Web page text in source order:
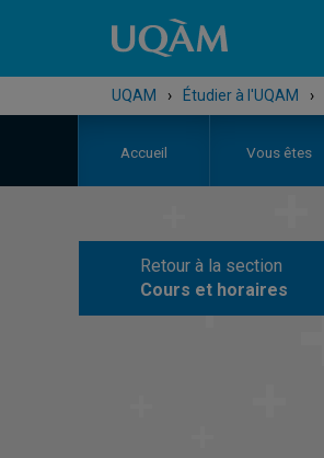
UQAM › Étudier à l'UQAM ›
Accueil Vous êtes
Retour à la section
Cours et horaires